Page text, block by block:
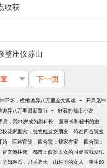
收获
整座仪苏山
下一页
不坏，横推诡异八万里全文阅读 - 开局见神
异八万里最新章节 - 好看的都市小说
后，我21岁成为副科长
董事长和秘书的邂
校花家里穷，忽悠她当女朋友
苟在四合院捡
始 医路官途 四合院：我家有宝
四合院：
冒充傻柱叔
都市：假扮丑女的同桌被我发现
坚如磐石，只手遮天 山村里的女人
重生60